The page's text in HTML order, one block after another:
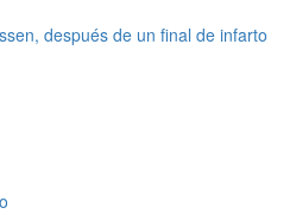
después de un final de infarto